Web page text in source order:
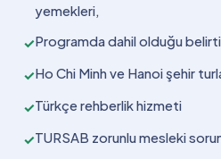
yemekleri,
✓Programda dahil olduğu
✓Ho Chi Minh ve Hanoi şehir
✓Türkçe rehberlik hizmeti
✓TURSAB zorunlu mesleki